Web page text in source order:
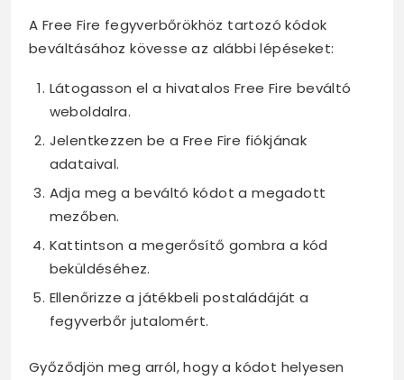
A Free Fire fegyverbőrökhöz tartozó kódok
beváltásához kövesse az alábbi lépéseket:
Látogasson el a hivatalos Free Fire beváltó
weboldalra.
Jelentkezzen be a Free Fire fiókjának
adataival.
Adja meg a beváltó kódot a megadott
mezőben.
Kattintson a megerősítő gombra a kód
beküldéséhez.
Ellenőrizze a játékbeli postaládáját a
fegyverbőr jutalomért.
Győződjön meg arról, hogy a kódot helyesen